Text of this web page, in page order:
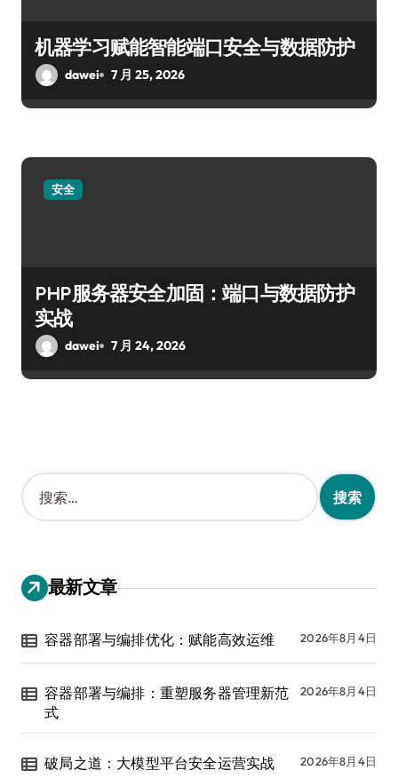
机器学习赋能智能端口安全与数据防护
dawei 7 月 25, 2026
安全
PHP服务器安全加固：端口与数据防护
实战
dawei 7 月 24, 2026
搜
索
：
最新文章
容器部署与编排优化：赋能高效运维 2026年8月4日
容器部署与编排：重塑服务器管理新范
式
2026年8月4日
破局之道：大模型平台安全运营实战 2026年8月4日